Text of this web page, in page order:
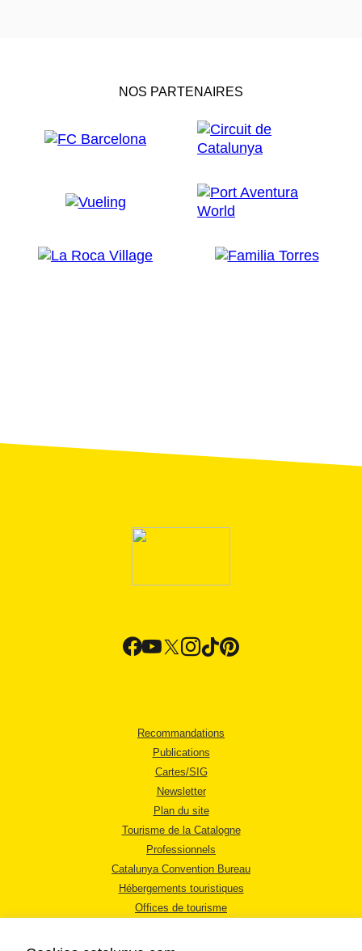
NOS PARTENAIRES
Recommandations
Publications
Cartes/SIG
Newsletter
Plan du site
Tourisme de la Catalogne
Professionnels
Catalunya Convention Bureau
Hébergements touristiques
Offices de tourisme